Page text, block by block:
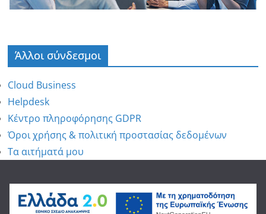
Άλλοι σύνδεσμοι
Cloud Business
Helpdesk
Κέντρο πληροφόρησης GDPR
Όροι χρήσης & πολιτική προστασίας δεδομένων
Τα αιτήματά μου